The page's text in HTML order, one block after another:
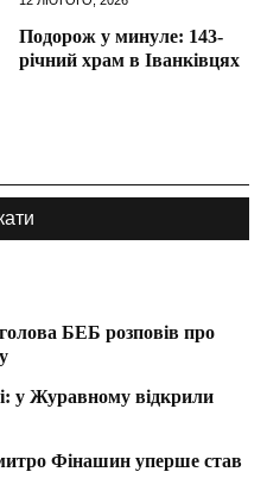
Подорож у минуле: 143-
річний храм в Іванківцях
голова БЕБ розповів про
у Журавному відкрили
Фінашин уперше став